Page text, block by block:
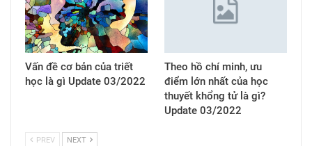
Vấn đề cơ bản của triết
học là gì Update 03/2022
Theo hồ chí minh, ưu
điểm lớn nhất của học
thuyết khổng tử là gì?
Update 03/2022
PREV NEXT